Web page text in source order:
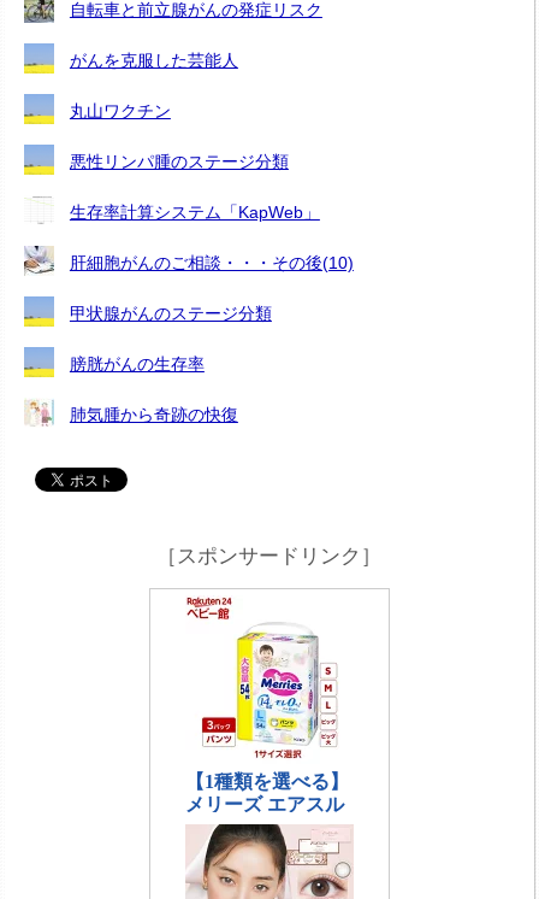
自転車と前立腺がんの発症リスク
がんを克服した芸能人
丸山ワクチン
悪性リンパ腫のステージ分類
生存率計算システム「KapWeb」
肝細胞がんのご相談・・・その後(10)
甲状腺がんのステージ分類
膀胱がんの生存率
肺気腫から奇跡の快復
［スポンサードリンク］